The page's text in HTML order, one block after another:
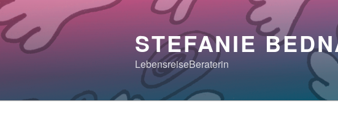
Zum
Inhalt
springen
STEFANIE
LebensreiseBeraterin